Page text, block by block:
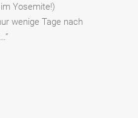
Yosemite!)
wenige Tage nach
”